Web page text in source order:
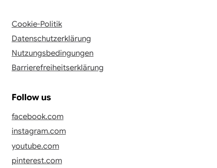
Cookie-Politik
Datenschutzerklärung
Nutzungsbedingungen
Barrierefreiheitserklärung
Follow us
facebook.com
instagram.com
youtube.com
pinterest.com